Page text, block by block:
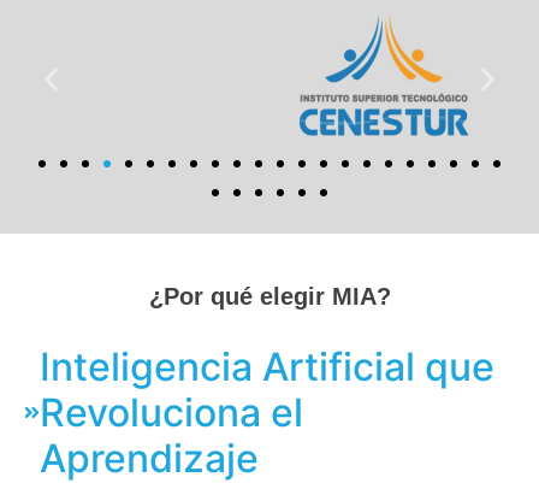
¿Por qué elegir MIA?
Inteligencia Artificial que
Revoluciona el
Aprendizaje